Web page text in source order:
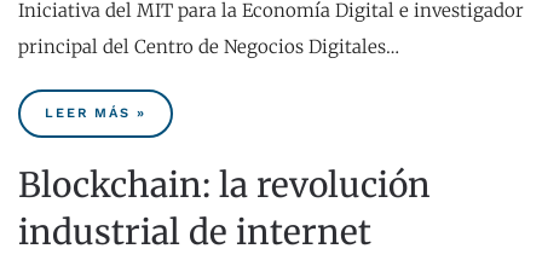
Iniciativa del MIT para la Economía Digital e investigador
principal del Centro de Negocios Digitales…
LEER MÁS »
Blockchain: la revolución
industrial de internet